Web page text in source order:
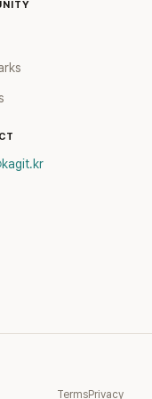
TermsPrivacy